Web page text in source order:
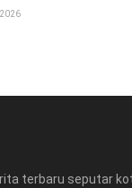
terbaru seputar